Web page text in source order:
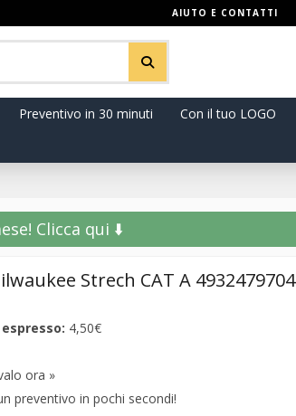
AIUTO E CONTATTI
Preventivo in 30 minuti Con il tuo LOGO
Clicca qui ⬇️
Strech CAT A 4932479704
4,50€
ora »
preventivo in pochi secondi!